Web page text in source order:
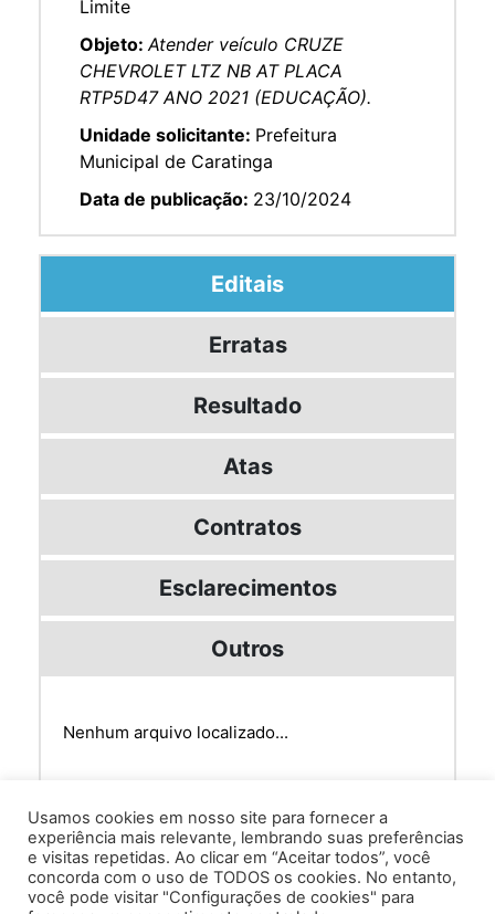
Limite
Objeto: Atender veículo CRUZE
CHEVROLET LTZ NB AT PLACA
RTP5D47 ANO 2021 (EDUCAÇÃO).
Unidade solicitante: Prefeitura
Municipal de Caratinga
Data de publicação: 23/10/2024
Editais
Erratas
Resultado
Atas
Contratos
Esclarecimentos
Outros
Nenhum arquivo localizado...
Av. Prof. Armando Alves da Silva, nº 1950 - Zacarias,
Usamos cookies em nosso site para fornecer a
experiência mais relevante, lembrando suas preferências
e visitas repetidas. Ao clicar em “Aceitar todos”, você
concorda com o uso de TODOS os cookies. No entanto,
você pode visitar "Configurações de cookies" para